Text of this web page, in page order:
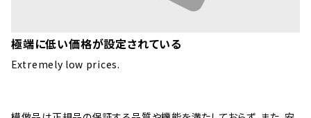
極端に低い価格が設定されている
Extremely low prices.